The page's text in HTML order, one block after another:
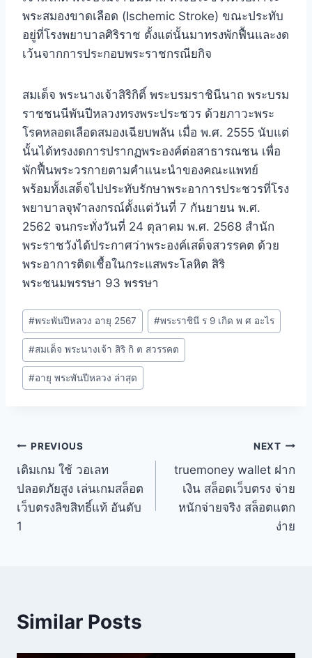
พระสมองขาดเลือด (Ischemic Stroke) ขณะประทับ
อยู่ที่โรงพยาบาลศิริราช ตั้งแต่นั้นมาทรงพักฟื้นและงด
เว้นจากการประกอบพระราชกรณียกิจ
สมเด็จ พระนางเจ้าสิริกิติ์ พระบรมราชินีนาถ พระบรม
ราชชนนีพันปีหลวงทรงพระประชวร ด้วยภาวะพระ
โรคหลอดเลือดสมองเฉียบพลัน เมื่อ พ.ศ. 2555 นับแต่
นั้นได้ทรงงดการปรากฏพระองค์ต่อสาธารณชน เพื่อ
พักฟื้นพระวรกายตามคำแนะนำของคณะแพทย์
พร้อมทั้งเสด็จไปประทับรักษาพระอาการประชวรที่โรง
พยาบาลจุฬาลงกรณ์ตั้งแต่วันที่ 7 กันยายน พ.ศ.
2562 จนกระทั่งวันที่ 24 ตุลาคม พ.ศ. 2568 สำนัก
พระราชวังได้ประกาศว่าพระองค์เสด็จสวรรคต ด้วย
พระอาการติดเชื้อในกระแสพระโลหิต สิริ
พระชนมพรรษา 93 พรรษา
#พระพันปีหลวง อายุ 2567 #พระราชินี ร 9 เกิด พ ศ อะไร
#สมเด็จ พระนางเจ้า สิริ กิ ต สวรรคต
#อายุ พระพันปีหลวง ล่าสุด
PREVIOUS
เติมเกม ใช้ วอเลท
ปลอดภัยสูง เล่นเกมสล็อต
เว็บตรงลิขสิทธิ์แท้ อันดับ
1
NEXT
truemoney wallet ฝาก
เงิน สล็อตเว็บตรง จ่าย
หนักจ่ายจริง สล็อตแตก
ง่าย
Similar Posts